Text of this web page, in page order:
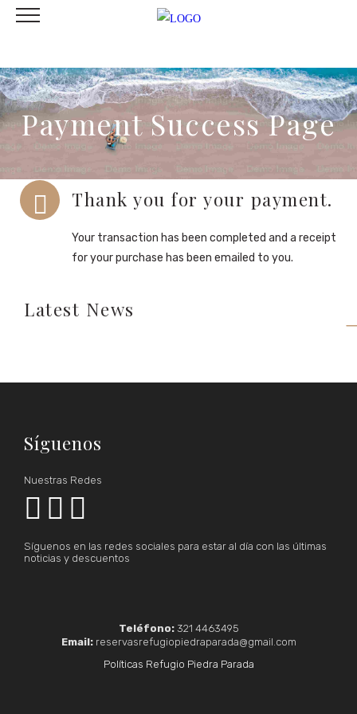
Payment Success Page
Thank you for your payment.
Your transaction has been completed and a receipt
for your purchase has been emailed to you.
Latest News
Síguenos
Nuestras Redes
  
Síguenos en las redes sociales para estar al día con las últimas
noticias y descuentos
Teléfono:321 4463495
Email:reservasrefugiopiedraparada@gmail.com
Políticas Refugio Piedra Parada